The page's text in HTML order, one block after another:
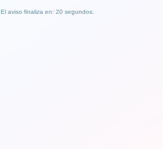
El aviso finaliza en: 19 segundos.